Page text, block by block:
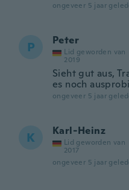
ongeveer 5 jaar
P Peter
Lid geworden van
2019
Sieht gut aus,
es noch
ongeveer 5 jaar
K Karl-Heinz
Lid geworden van
2017
ongeveer 5 jaar